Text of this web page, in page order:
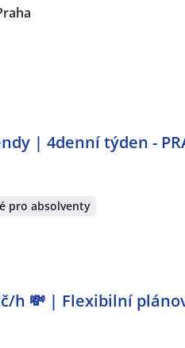
| 4denní týden -
pro absolventy
h 💸 | Flexibilní